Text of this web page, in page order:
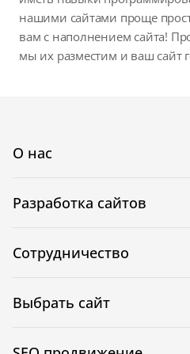
нашими сайтами проще
вам с наполнением сайта!
мы их разместим и ваш сайт
О нас
Разработка сайтов
Сотрудничество
Выбрать сайт